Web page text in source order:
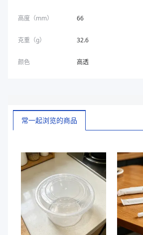
高度（mm） 66
克重（g） 32.6
颜色 高透
常一起浏览的商品